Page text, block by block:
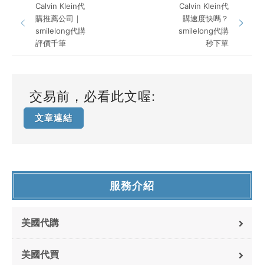
Calvin Klein代
購推薦公司｜
smilelong代購
評價千筆
Calvin Klein代
購速度快嗎？
smilelong代購
秒下單
交易前，必看此文喔:
文章連結
服務介紹
美國代購
美國代買